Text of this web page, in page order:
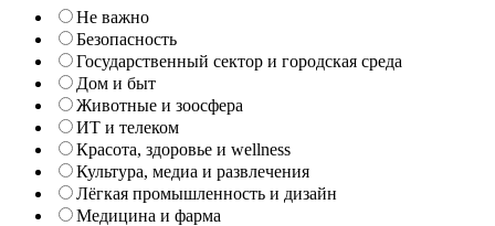
Не важно
Безопасность
Государственный сектор и городская среда
Дом и быт
Животные и зоосфера
ИТ и телеком
Красота, здоровье и wellness
Культура, медиа и развлечения
Лёгкая промышленность и дизайн
Медицина и фарма